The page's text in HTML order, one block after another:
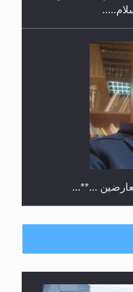
...**...